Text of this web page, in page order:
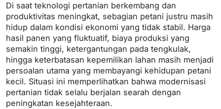
Di saat teknologi pertanian berkembang dan
produktivitas meningkat, sebagian petani justru masih
hidup dalam kondisi ekonomi yang tidak stabil. Harga
hasil panen yang fluktuatif, biaya produksi yang
semakin tinggi, ketergantungan pada tengkulak,
hingga keterbatasan kepemilikan lahan masih menjadi
persoalan utama yang membayangi kehidupan petani
kecil. Situasi ini memperlihatkan bahwa modernisasi
pertanian tidak selalu berjalan searah dengan
peningkatan kesejahteraan.